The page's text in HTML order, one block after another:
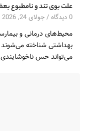
علت بوی تند و نامطبوع
0 دیدگاه‌ / جولای 24, 2026
محیط‌های درمانی و
بهداشتی شناخته می‌شوند
می‌تواند حس ناخوشایندی